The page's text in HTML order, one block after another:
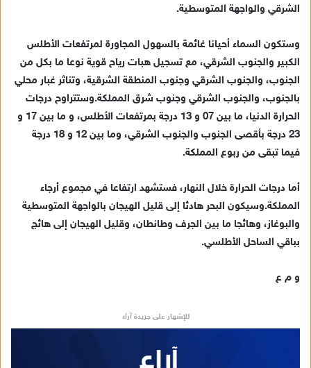
ت
ن
الشرقي والواجهة المتوسطية.
وستكون السماء أحيانا غائمة بالسهول المجاورة لمرتفعات الأطلس
الكبير والجنوب الشرقي، مع تسجيل هبات رياح قوية نوعا ما بكل من
الجنوب، والجنوب الشرقي وجنوب المنطقة الشرقية، وتناثر غبار محلي
بالجنوب، والجنوب الشرقي وجنوب شرق المملكة.وستتراوح درجات
الحرارة الدنيا، ما بين 07 و 13 درجة بمرتفعات الأطلس، و ما بين 17 و
23 درجة بأقصى الجنوب والجنوب الشرقي، وما بين 12 و 18 درجة
فيما تبقى من ربوع المملكة.
أما درجات الحرارة خلال النهار، فستشهد ارتفاعا في مجموع أرجاء
المملكة.وسيكون البحر هادئا إلى قليل الهيجان بالواجهة المتوسطية
والبوغاز، وهائجا ما بين الجرف وطانطان، وقليل الهيجان إلى هائج
بباقي الساحل الأطلسي.
و م ع
للإشهار على جريدة آراء